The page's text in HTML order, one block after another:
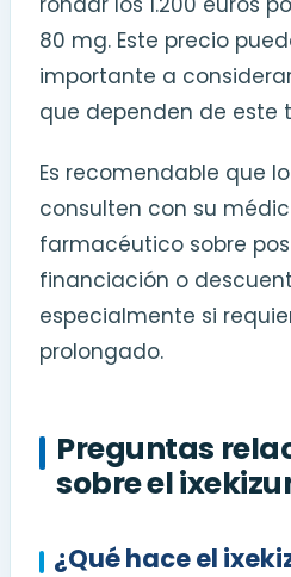
80 mg. Este precio
importante a
que dependen de este
Es recomendable que
consulten con su
farmacéutico sobre
financiación o
especialmente si
prolongado.
Preguntas
sobre el
¿Qué hace el